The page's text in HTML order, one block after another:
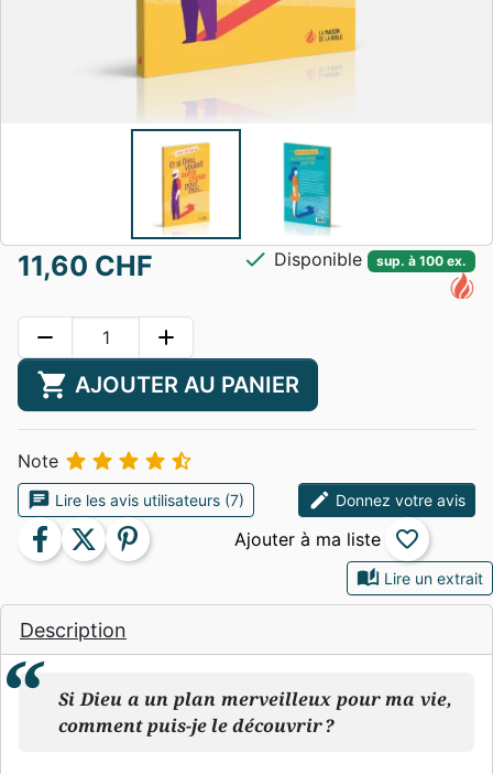
auto_stories Lire un extrait
Description
Si Dieu a un plan merveilleux pour ma vie,
comment puis-je le découvrir ?
11,60 CHF check Disponible sup. à 100 ex.
remove add
shopping_cart AJOUTER AU PANIER
Note     
chat Lire les avis utilisateurs (7) edit Donnez votre avis
facebook twitter pinterest favorite_border